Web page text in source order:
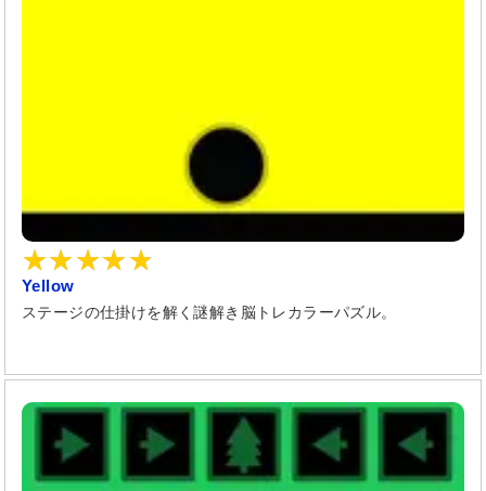
Yellow
ステージの仕掛けを解く謎解き脳トレカラーパズル。